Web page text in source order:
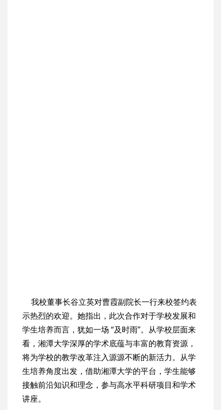
我校董事长谷立英对曹霞副院长一行来校签约表
示热烈的欢迎。她指出，此次合作对于学校发展和
学生培养而言，犹如一场 “及时雨”。从学校层面来
看，湘潭大学深厚的学术底蕴与丰富的教育资源，
将为学校的教学改革注入源源不断的新活力。从学
生培养角度出发，借助湘潭大学的平台，学生能够
接触前沿知识和理念，参与高水平科研项目和学术
讲座。